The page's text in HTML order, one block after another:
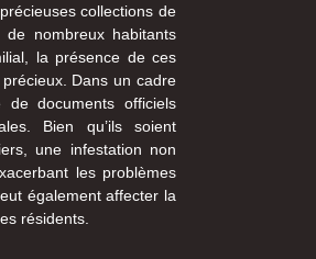
collections de
de nombreux habitants
la présence de ces
Dans un cadre
documents officiels
Bien qu’ils soient
une infestation non
les problèmes
également affecter la
résidents.